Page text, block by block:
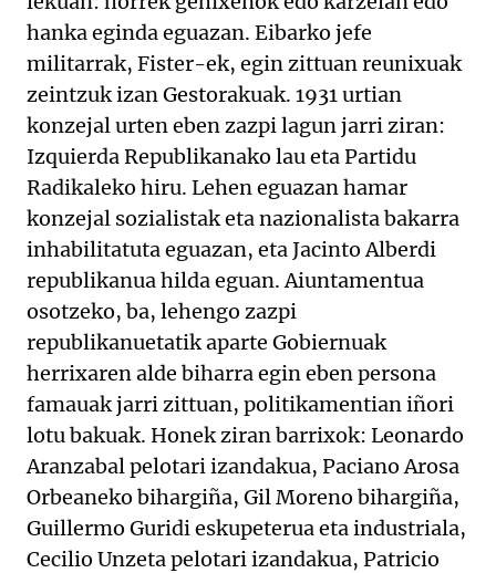
hanka eginda eguazan. Eibarko jefe
militarrak, Fister-ek, egin zittuan reunixuak
zeintzuk izan Gestorakuak. 1931 urtian
konzejal urten eben zazpi lagun jarri ziran:
Izquierda Republikanako lau eta Partidu
Radikaleko hiru. Lehen eguazan hamar
konzejal sozialistak eta nazionalista bakarra
inhabilitatuta eguazan, eta Jacinto Alberdi
republikanua hilda eguan. Aiuntamentua
osotzeko, ba, lehengo zazpi
republikanuetatik aparte Gobiernuak
herrixaren alde biharra egin eben persona
famauak jarri zittuan, politikamentian iñori
lotu bakuak. Honek ziran barrixok: Leonardo
Aranzabal pelotari izandakua, Paciano Arosa
Orbeaneko bihargiña, Gil Moreno bihargiña,
Guillermo Guridi eskupeterua eta industriala,
Cecilio Unzeta pelotari izandakua, Patricio